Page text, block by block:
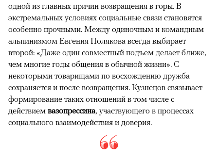
одной из главных причин возвращения в горы. В
экстремальных условиях социальные связи становятся
особенно прочными. Между одиночным и командным
альпинизмом Евгения Полякова всегда выбирает
второй: «Даже один совместный подъем делает ближе,
чем многие годы общения в обычной жизни». С
некоторыми товарищами по восхождению дружба
сохраняется и после возвращения. Кузнецов связывает
формирование таких отношений в том числе с
действием вазопрессина, участвующего в процессах
социального взаимодействия и доверия.